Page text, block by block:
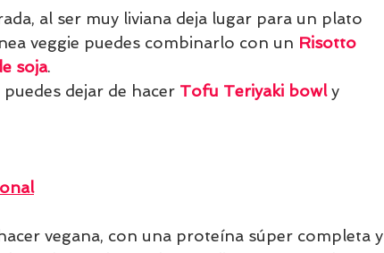
al ser muy liviana deja lugar para un plato
veggie puedes combinarlo con un Risotto
soja.
dejar de hacer Tofu Teriyaki bowl y
vegana, con una proteína súper completa y